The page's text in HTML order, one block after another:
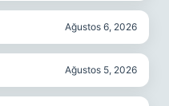
Ağustos 6, 2026
Ağustos 5, 2026